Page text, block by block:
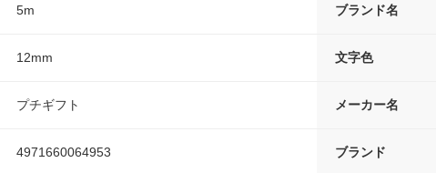
5m ブランド名
12mm 文字色
プチギフト メーカー名
4971660064953 ブランド